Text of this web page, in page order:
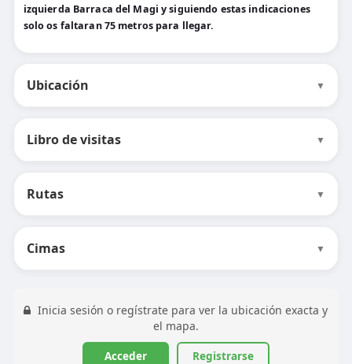
izquierda Barraca del Magi y siguiendo estas indicaciones
solo os faltaran 75 metros para llegar.
Ubicación ▼
Libro de visitas ▼
Rutas ▼
Cimas ▼
Inicia sesión o regístrate para ver la ubicación exacta y
el mapa.
Acceder Registrarse